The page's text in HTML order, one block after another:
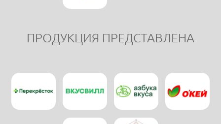
ПРОДУКЦИЯ ПРЕДСТАВЛЕНА